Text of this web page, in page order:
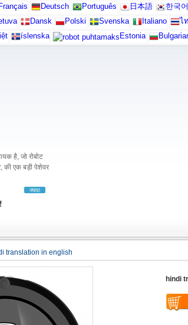
Deutsch Português 日本語 한국어
Dansk Polski Svenska Italiano ไ
íslenska Estonia
है, जो रोबोट
की एक बड़ी पेशेवर
ज्यादा
translation in english
hindi